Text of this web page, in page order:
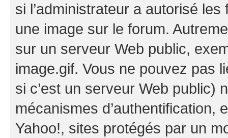
si l’administrateur a autorisé
une image sur le forum.
sur un serveur Web public,
image.gif. Vous ne pouvez pas
si c’est un serveur Web public)
mécanismes d’authentification,
Yahoo!, sites protégés par un